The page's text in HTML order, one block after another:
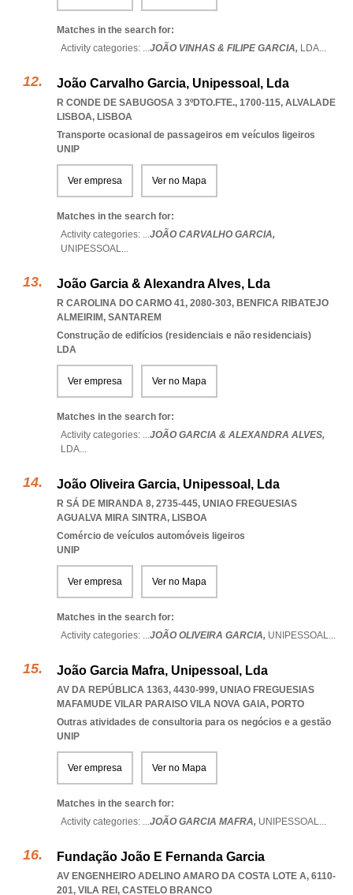
Matches in the search for:
Activity categories: ...JOÃO VINHAS & FILIPE GARCIA, LDA...
João Carvalho Garcia, Unipessoal, Lda
R CONDE DE SABUGOSA 3 3ºDTO.FTE., 1700-115, ALVALADE
LISBOA, LISBOA
Transporte ocasional de passageiros em veículos ligeiros
UNIP
Ver empresa Ver no Mapa
Matches in the search for:
Activity categories: ...JOÃO CARVALHO GARCIA,
UNIPESSOAL...
João Garcia & Alexandra Alves, Lda
R CAROLINA DO CARMO 41, 2080-303, BENFICA RIBATEJO
ALMEIRIM, SANTAREM
Construção de edifícios (residenciais e não residenciais)
LDA
Ver empresa Ver no Mapa
Matches in the search for:
Activity categories: ...JOÃO GARCIA & ALEXANDRA ALVES,
LDA...
João Oliveira Garcia, Unipessoal, Lda
R SÁ DE MIRANDA 8, 2735-445, UNIAO FREGUESIAS
AGUALVA MIRA SINTRA, LISBOA
Comércio de veículos automóveis ligeiros
UNIP
Ver empresa Ver no Mapa
Matches in the search for:
Activity categories: ...JOÃO OLIVEIRA GARCIA, UNIPESSOAL...
João Garcia Mafra, Unipessoal, Lda
AV DA REPÚBLICA 1363, 4430-999, UNIAO FREGUESIAS
MAFAMUDE VILAR PARAISO VILA NOVA GAIA, PORTO
Outras atividades de consultoria para os negócios e a gestão
UNIP
Ver empresa Ver no Mapa
Matches in the search for:
Activity categories: ...JOÃO GARCIA MAFRA, UNIPESSOAL...
Fundação João E Fernanda Garcia
AV ENGENHEIRO ADELINO AMARO DA COSTA LOTE A, 6110-
201, VILA REI , CASTELO BRANCO